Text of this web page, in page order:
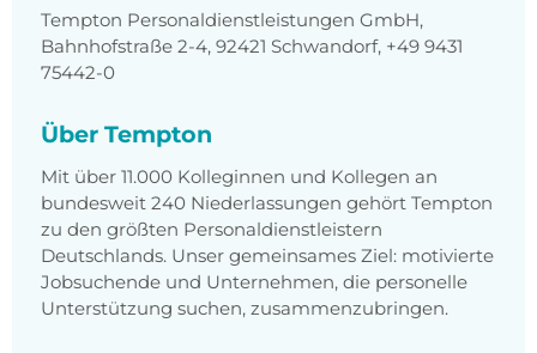
Tempton Personaldienstleistungen GmbH,
Bahnhofstraße 2-4, 92421 Schwandorf, +49 9431
75442-0
Über Tempton
Mit über 11.000 Kolleginnen und Kollegen an
bundesweit 240 Niederlassungen gehört Tempton
zu den größten Personaldienstleistern
Deutschlands. Unser gemeinsames Ziel: motivierte
Jobsuchende und Unternehmen, die personelle
Unterstützung suchen, zusammenzubringen.